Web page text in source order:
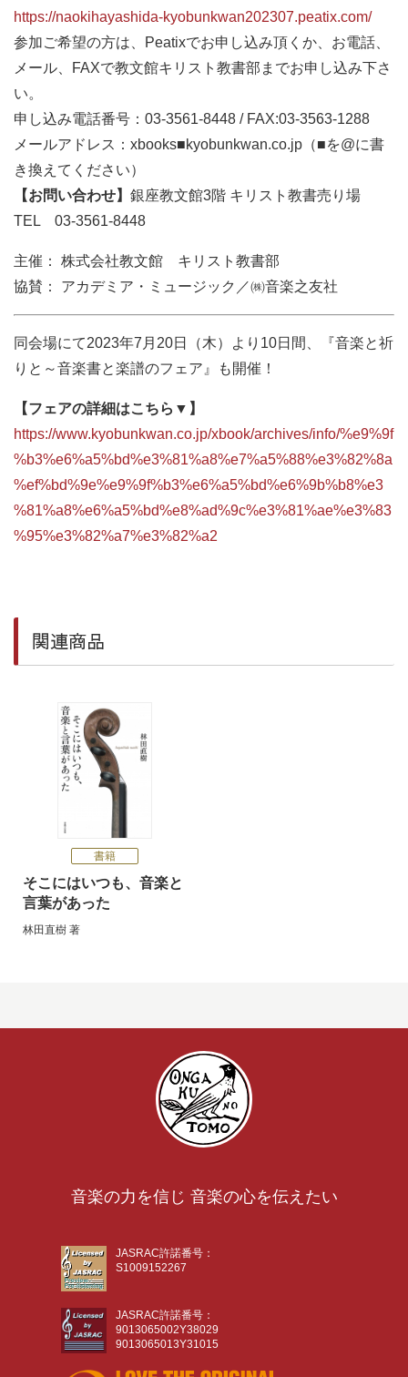
https://naokihayashida-kyobunkwan202307.peatix.com/
参加ご希望の方は、Peatixでお申し込み頂くか、お電話、
メール、FAXで教文館キリスト教書部までお申し込み下さ
い。
申し込み電話番号：03-3561-8448 / FAX:03-3563-1288
メールアドレス：xbooks■kyobunkwan.co.jp（■を@に書
き換えてください）
【お問い合わせ】 銀座教文館3階 キリスト教書売り場
TEL 03-3561-8448
主催： 株式会社教文館 キリスト教書部
協賛： アカデミア・ミュージック／㈱音楽之友社
同会場にて2023年7月20日（木）より10日間、『音楽と祈
りと～音楽書と楽譜のフェア』も開催！
【フェアの詳細はこちら▼】
https://www.kyobunkwan.co.jp/xbook/archives/info/%e9%9f
%b3%e6%a5%bd%e3%81%a8%e7%a5%88%e3%82%8a
%ef%bd%9e%e9%9f%b3%e6%a5%bd%e6%9b%b8%e3
%81%a8%e6%a5%bd%e8%ad%9c%e3%81%ae%e3%83
%95%e3%82%a7%e3%82%a2
関連商品
書籍
そこにはいつも、音楽と
言葉があった
林田直樹 著
音楽の力を信じ 音楽の心を伝えたい
JASRAC許諾番号：
S1009152267
JASRAC許諾番号：
9013065002Y38029
9013065013Y31015